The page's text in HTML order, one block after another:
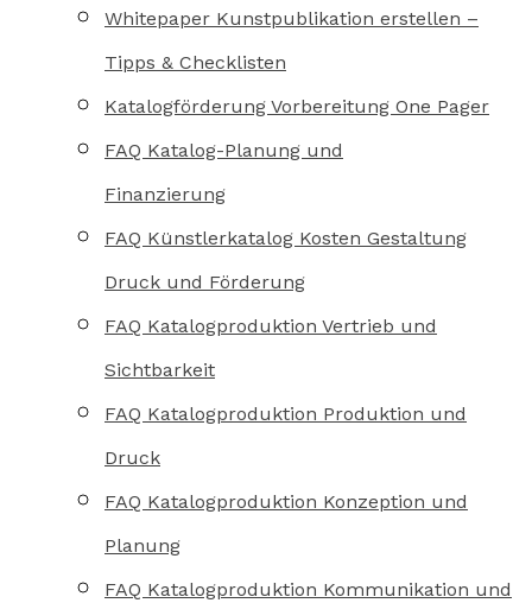
Whitepaper Kunstpublikation erstellen –
Tipps & Checklisten
Katalogförderung Vorbereitung One Pager
FAQ Katalog-Planung und
Finanzierung
FAQ Künstlerkatalog Kosten Gestaltung
Druck und Förderung
FAQ Katalogproduktion Vertrieb und
Sichtbarkeit
FAQ Katalogproduktion Produktion und
Druck
FAQ Katalogproduktion Konzeption und
Planung
FAQ Katalogproduktion Kommunikation und